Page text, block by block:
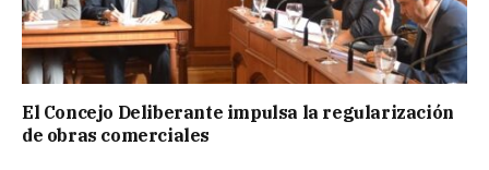
El Concejo Deliberante impulsa la regularización
de obras comerciales